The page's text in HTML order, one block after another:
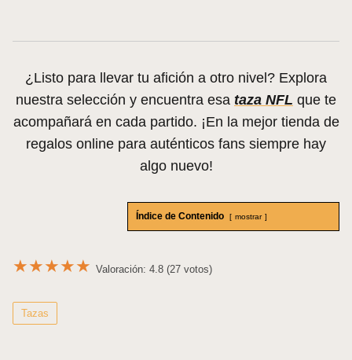
¿Listo para llevar tu afición a otro nivel? Explora
nuestra selección y encuentra esa taza NFL que te
acompañará en cada partido. ¡En la mejor tienda de
regalos online para auténticos fans siempre hay
algo nuevo!
Índice de Contenido mostrar
★★★★★ Valoración: 4.8 (27 votos)
Tazas